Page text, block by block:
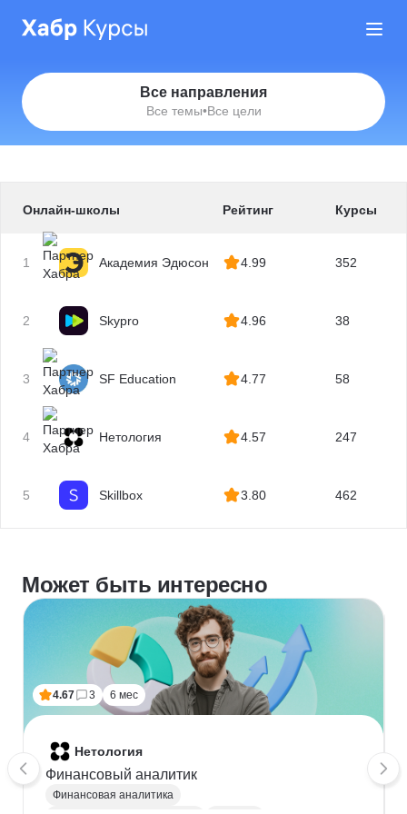
Все направления
Все темы•Все цели
Онлайн-школы Рейтинг Курсы
1 Академия Эдюсон 4.99 352
2 Skypro 4.96 38
3 SF Education 4.77 58
4 Нетология 4.57 247
5 Skillbox 3.80 462
Может быть интересно
4.67 3 6 мес
Нетология
Финансовый аналитик
Финансовая аналитика